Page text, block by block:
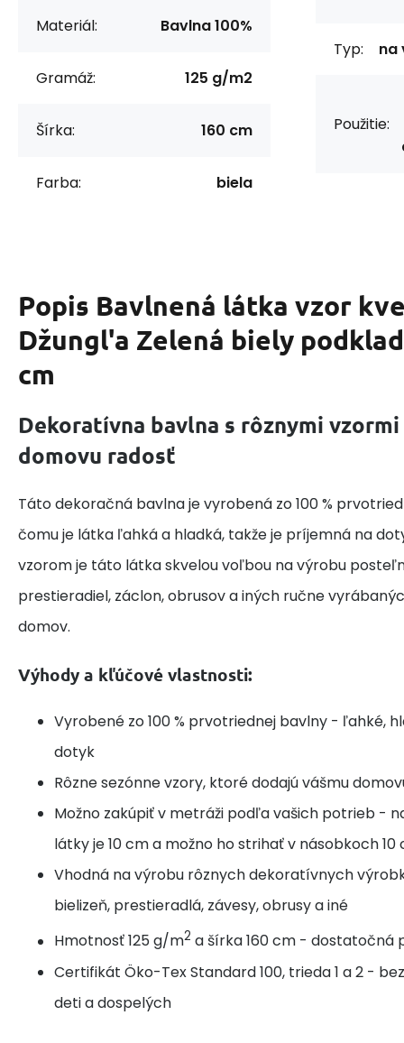
Materiál: Bavlna 100%
Gramáž: 125 g/m2
Šírka: 160 cm
Farba: biela
Typ: na
Použitie:
Popis Bavlnená látka vzor
Džungl'a Zelená biely
cm
Dekoratívna bavlna s rôznymi vzormi
domovu radosť
Táto dekoračná bavlna je vyrobená zo 100 %
čomu je látka ľahká a hladká, takže je príjemná na
vzorom je táto látka skvelou voľbou na výrobu
prestieradiel, záclon, obrusov a iných ručne
domov.
Výhody a kľúčové vlastnosti:
Vyrobené zo 100 % prvotriednej bavlny - ľahké,
dotyk
Rôzne sezónne vzory, ktoré dodajú vášmu
Možno zakúpiť v metráži podľa vašich potrieb -
látky je 10 cm a možno ho strihať v násobkoch 10
Vhodná na výrobu rôznych dekoratívnych
bielizeň, prestieradlá, závesy, obrusy a iné
Hmotnosť 125 g/m2 a šírka 160 cm - dostatočná
Certifikát Öko-Tex Standard 100, trieda 1 a 2 -
deti a dospelých